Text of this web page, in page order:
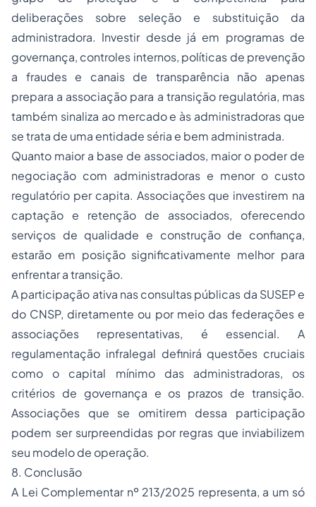
deliberações sobre seleção e substituição da
administradora. Investir desde já em programas de
governança, controles internos, políticas de prevenção
a fraudes e canais de transparência não apenas
prepara a associação para a transição regulatória, mas
também sinaliza ao mercado e às administradoras que
se trata de uma entidade séria e bem administrada.
Quanto maior a base de associados, maior o poder de
negociação com administradoras e menor o custo
regulatório per capita. Associações que investirem na
captação e retenção de associados, oferecendo
serviços de qualidade e construção de confiança,
estarão em posição significativamente melhor para
enfrentar a transição.
A participação ativa nas consultas públicas da SUSEP e
do CNSP, diretamente ou por meio das federações e
associações representativas, é essencial. A
regulamentação infralegal definirá questões cruciais
como o capital mínimo das administradoras, os
critérios de governança e os prazos de transição.
Associações que se omitirem dessa participação
podem ser surpreendidas por regras que inviabilizem
seu modelo de operação.
8. Conclusão
A Lei Complementar nº 213/2025 representa, a um só